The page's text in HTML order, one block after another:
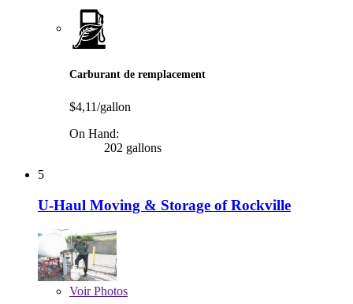
Carburant de remplacement
$4,11/gallon
On Hand:
202 gallons
5
U-Haul Moving & Storage of Rockville
VoirPhotos